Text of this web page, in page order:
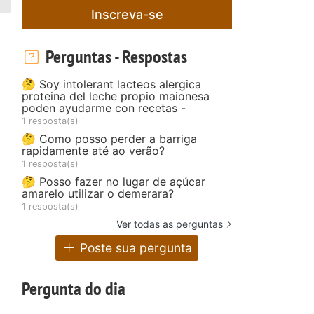
Inscreva-se
Perguntas - Respostas
🤔 Soy intolerant lacteos alergica
proteina del leche propio maionesa
poden ayudarme con recetas -
1 resposta(s)
🤔 Como posso perder a barriga
rapidamente até ao verão?
1 resposta(s)
🤔 Posso fazer no lugar de açúcar
amarelo utilizar o demerara?
1 resposta(s)
Ver todas as perguntas
Poste sua pergunta
Pergunta do dia